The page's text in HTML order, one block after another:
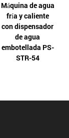
Máquina de agua
fría y caliente
con dispensador
de agua
embotellada PS-
STR-54